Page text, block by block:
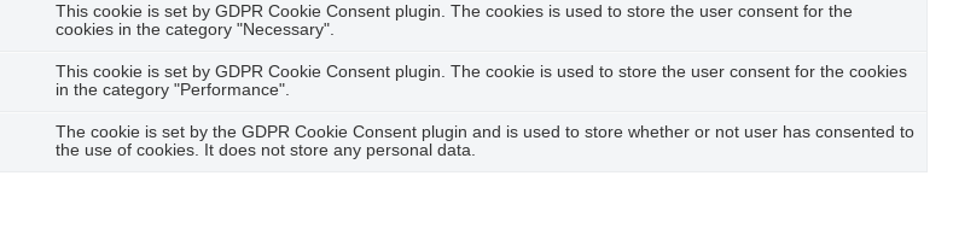
This cookie is set by GDPR Cookie Consent plugin. The cookies is used to store the user consent for the
cookies in the category "Necessary".
This cookie is set by GDPR Cookie Consent plugin. The cookie is used to store the user consent for the cookies
in the category "Performance".
The cookie is set by the GDPR Cookie Consent plugin and is used to store whether or not user has consented to
the use of cookies. It does not store any personal data.